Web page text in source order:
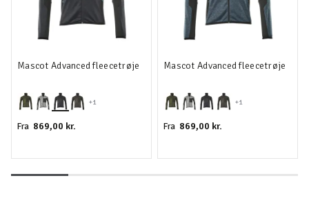
+1
Mascot Advanced fleecetrøje
Fra 869,00 kr.
+1
Mascot Advanced fleecetrøje
Fra 869,00 kr.